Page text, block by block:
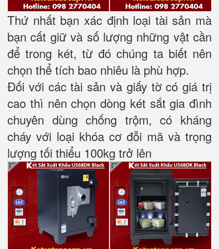
Thứ nhất bạn xác định loại tài sản mà
bạn cất giữ và số lượng những vật cần
để trong két, từ đó chúng ta biết nên
chọn thể tích bao nhiêu là phù hợp.
Đối với các tài sản và giấy tờ có giá trị
cao thì nên chọn dòng két sắt gia đình
chuyên dùng chống trộm, có kháng
cháy với loại khóa cơ đỗi mã và trọng
lượng tối thiểu 100kg trở lên